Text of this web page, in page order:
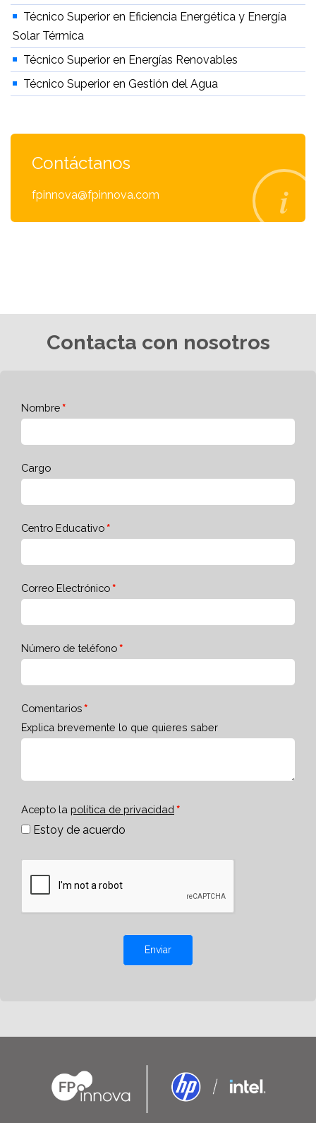
Técnico Superior en Eficiencia Energética y Energía
Solar Térmica
Técnico Superior en Energías Renovables
Técnico Superior en Gestión del Agua
Contáctanos
fpinnova@fpinnova.com
Contacta con nosotros
Nombre
Cargo
Centro Educativo
Correo Electrónico
Número de teléfono
Comentarios
Explica brevemente lo que quieres saber
Acepto la política de privacidad
Estoy de acuerdo
Enviar